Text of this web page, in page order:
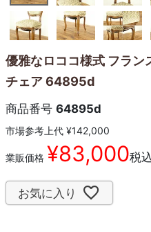
優雅なロココ様式 フラン
チェア 64895d
商品番号 64895d
市場参考上代 ¥142,000
業販価格 ¥83,000税
お気に入り